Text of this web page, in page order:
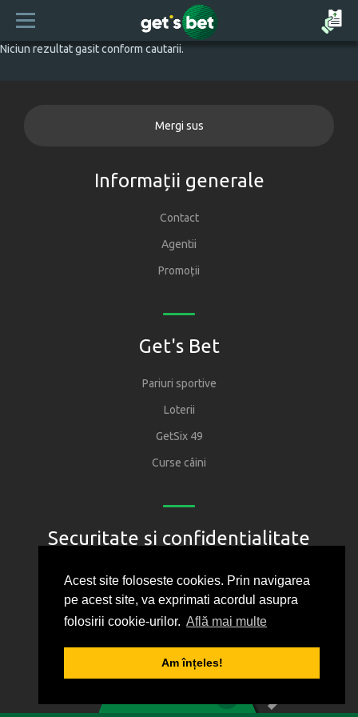
Acest site foloseste cookies. Prin navigarea
pe acest site, va exprimati acordul asupra
folosirii cookie-urilor. Află mai multe
Am înțeles!
Niciun rezultat gasit conform cautarii.
Mergi sus
Informații generale
Contact
Agentii
Promoții
Get's Bet
Pariuri sportive
Loterii
GetSix 49
Curse câini
Securitate și confidențialitate
Regulament
Joacă responsabil
Oficiul National pentru Jocuri de Noroc
Politica de confidentialitate
Cum folosim cookie-urile